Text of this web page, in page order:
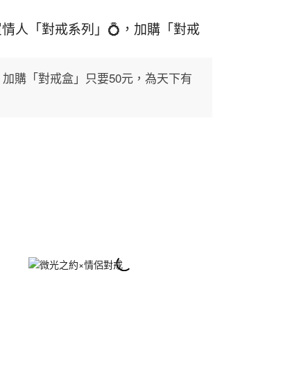
人「對戒系列」💍，加購「對戒
購「對戒盒」只要50元，為天下有